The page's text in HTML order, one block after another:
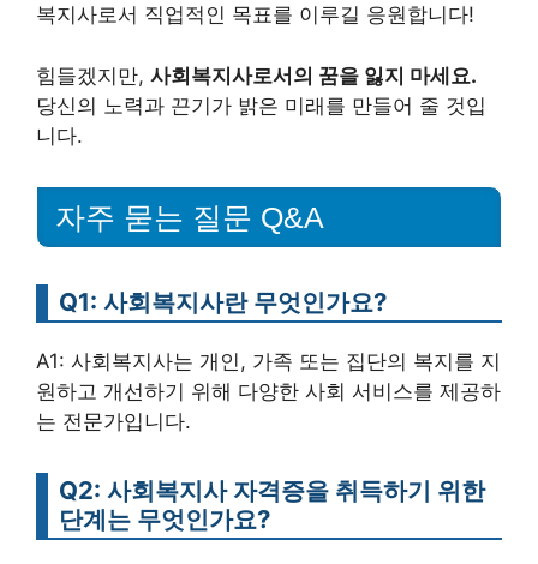
복지사로서 직업적인 목표를 이루길 응원합니다!
힘들겠지만, 사회복지사로서의 꿈을 잃지 마세요.
당신의 노력과 끈기가 밝은 미래를 만들어 줄 것입
니다.
자주 묻는 질문 Q&A
Q1: 사회복지사란 무엇인가요?
A1: 사회복지사는 개인, 가족 또는 집단의 복지를 지
원하고 개선하기 위해 다양한 사회 서비스를 제공하
는 전문가입니다.
Q2: 사회복지사 자격증을 취득하기 위한
단계는 무엇인가요?